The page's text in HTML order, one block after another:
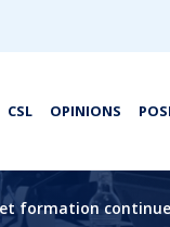
CSL OPINIONS
formation